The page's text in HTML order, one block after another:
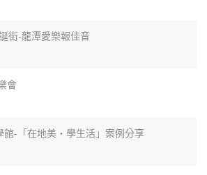
街-龍潭愛樂報佳音
會
館-「在地美・學生活」案例分享